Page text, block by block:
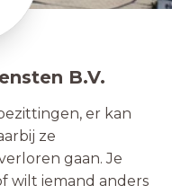
B.V.
er kan
ze
gaan. Je
wilt iemand anders